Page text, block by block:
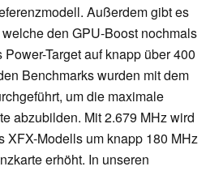
Außerdem gibt es
den GPU-Boost nochmals
Target auf knapp über 400
Benchmarks wurden mit dem
um die maximale
abzubilden. Mit 2.679 MHz wird
XFX-Modells um knapp 180 MHz
erhöht. In unseren